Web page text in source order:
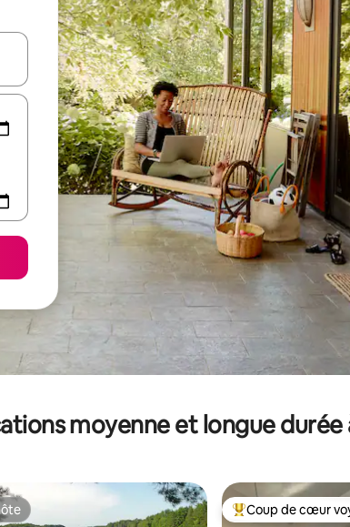
vers le haut et vers le bas pour les parcourir ou en
moyenne et longue
Coups de cœur
Coup de cœur